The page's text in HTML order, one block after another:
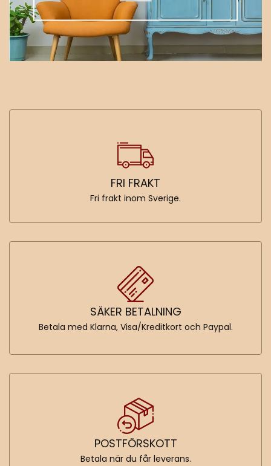
FRI FRAKT
Fri frakt inom Sverige.
SÄKER BETALNING
Betala med Klarna, Visa/Kreditkort och Paypal.
POSTFÖRSKOTT
Betala när du får leverans.